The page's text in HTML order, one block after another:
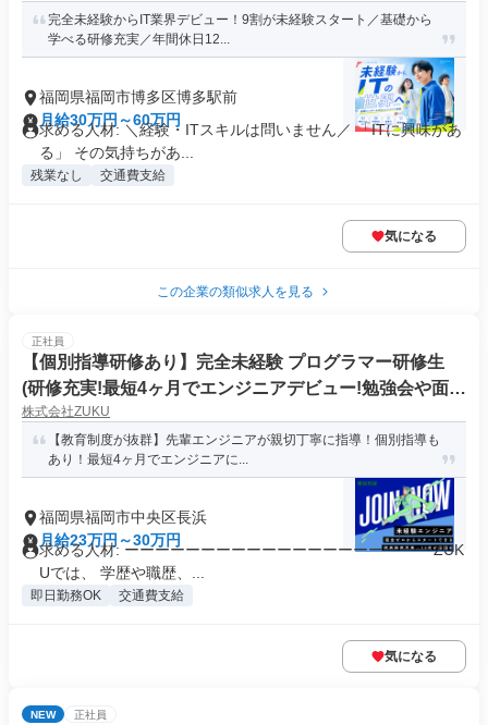
完全未経験からIT業界デビュー！9割が未経験スタート／基礎から
学べる研修充実／年間休日12...
福岡県福岡市博多区博多駅前
月給30万円～60万円
求める人材: ＼経験・ITスキルは問いません／ 「ITに興味があ
る」 その気持ちがあ...
残業なし 交通費支給
気になる
この企業の類似求人を見る
正社員
【個別指導研修あり】完全未経験 プログラマー研修生
(研修充実!最短4ヶ月でエンジニアデビュー!勉強会や面談
でスキルアップ)
株式会社ZUKU
【教育制度が抜群】先輩エンジニアが親切丁寧に指導！個別指導も
あり！最短4ヶ月でエンジニアに...
福岡県福岡市中央区長浜
月給23万円～30万円
求める人材: ーーーーーーーーーーーーーーーーーーーー ZUK
Uでは、 学歴や職歴、...
即日勤務OK 交通費支給
気になる
NEW 正社員